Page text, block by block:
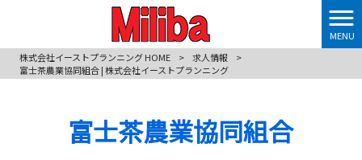
MENU
株式会社イーストプランニング HOME
> 求人情報
>
富士茶農業協同組合 | 株式会社イーストプランニング
富士茶農業協同組合